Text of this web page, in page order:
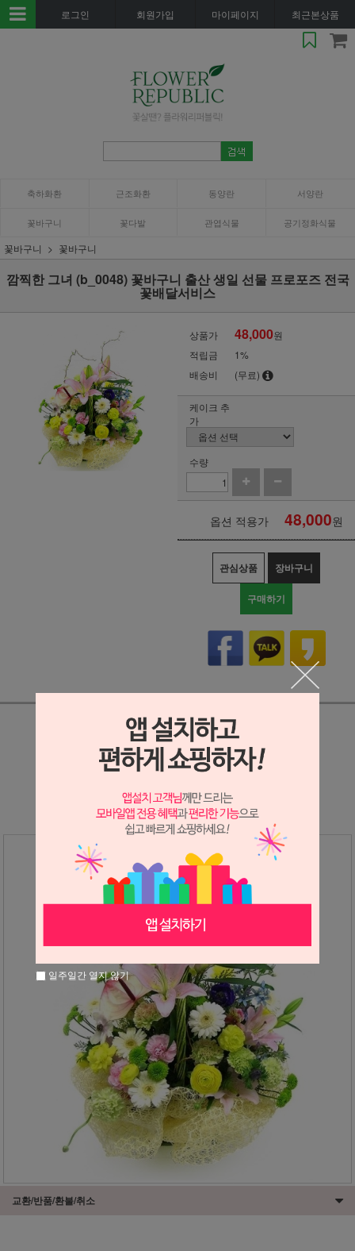
로그인 회원가입 마이페이지 최근본상품
축하화환 근조화환 동양란 서양란
꽃바구니 꽃다발 관엽식물 공기정화식물
꽃바구니 꽃바구니
깜찍한 그녀 (b_0048) 꽃바구니 출산 생일 선물 프로포즈 전국
꽃배달서비스
상품가 48,000원
적립금
1%
배송비
(무료)
케이크 추
가
수량
옵션 적용가 48,000원
관심상품 장바구니
구매하기
상세정보 새창 열기
상세 정보를 확대해 보실 수 있습니다.
교환/반품/환불/취소
일주일간 열지 않기